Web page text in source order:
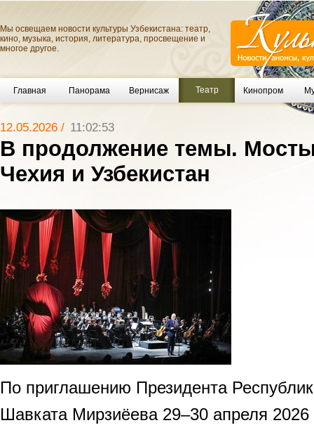
Мы освещаем новости культуры Узбекистана: театр,
кино, музыка, история, литература, просвещение и
многое другое.
Главная Панорама Вернисаж Театр Кинопром
12.05.2026 / 11:02:53
В продолжение темы.
Чехия и Узбекистан
По приглашению Президента
Шавката Мирзиёева 29–30 апреля